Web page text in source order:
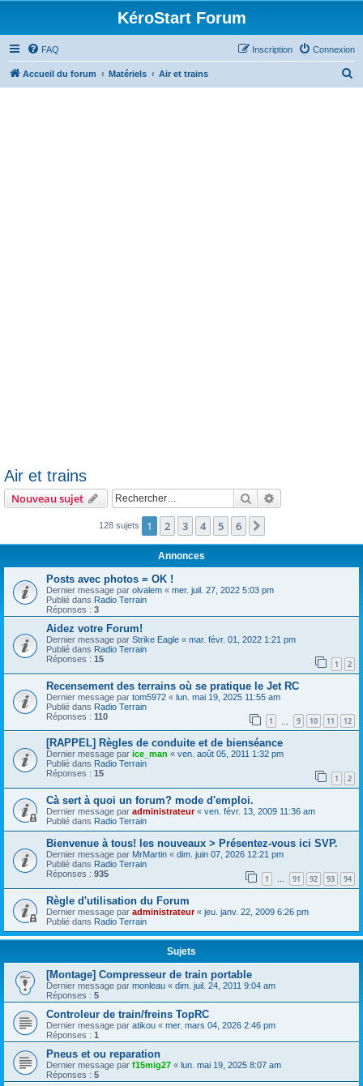
KéroStart Forum
FAQ Connexion
Inscription
Accueil du forum Matériels Air et trains
Air et trains
Nouveau sujet Rechercher
128 sujets 1 2 3 4 5 6
Annonces
Posts avec photos = OK !
Dernier message par olvalem « mer. juil. 27, 2022 5:03 pm
Publié dans Radio Terrain
Réponses : 3
Aidez votre Forum!
Dernier message par Strike Eagle « mar. févr. 01, 2022 1:21 pm
Publié dans Radio Terrain
Réponses : 15 1 2
Recensement des terrains où se pratique le Jet RC
Dernier message par tom5972 « lun. mai 19, 2025 11:55 am
Publié dans Radio Terrain
Réponses : 110 1 9 10 11 12
[RAPPEL] Règles de conduite et de bienséance
Dernier message par ice_man « ven. août 05, 2011 1:32 pm
Publié dans Radio Terrain
Réponses : 15 1 2
Cà sert à quoi un forum? mode d'emploi.
Dernier message par administrateur« ven. févr. 13, 2009 11:36 am
Publié dans Radio Terrain
Bienvenue à tous! les nouveaux > Présentez-vous ici SVP.
Dernier message par MrMartin « dim. juin 07, 2026 12:21 pm
Publié dans Radio Terrain
Réponses : 935 1 … 91 92 93 94
Règle d'utilisation du Forum
Dernier message par administrateur« jeu. janv. 22, 2009 6:26 pm
Publié dans Radio Terrain
Sujets
[Montage] Compresseur de train portable
Dernier message par monleau « dim. juil. 24, 2011 9:04 am
Réponses : 5
Controleur de train/freins TopRC
Dernier message par atikou « mer. mars 04, 2026 2:46 pm
Réponses : 1
Pneus et ou reparation
Dernier message par f15mig27 « lun. mai 19, 2025 8:07 am
Réponses : 5